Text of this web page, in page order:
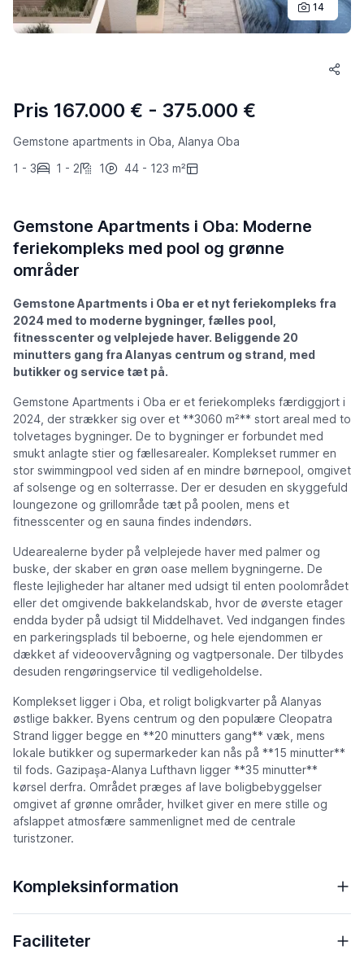
14
Pris 167.000 € - 375.000 €
Gemstone apartments in Oba, Alanya Oba
1 - 3
1 - 2 1 44 - 123 m²
Gemstone Apartments i Oba: Moderne
feriekompleks med pool og grønne
områder
Gemstone Apartments i Oba er et nyt feriekompleks fra
2024 med to moderne bygninger, fælles pool,
fitnesscenter og velplejede haver. Beliggende 20
minutters gang fra Alanyas centrum og strand, med
butikker og service tæt på.
Gemstone Apartments i Oba er et feriekompleks færdiggjort i
2024, der strækker sig over et **3060 m²** stort areal med to
tolvetages bygninger. De to bygninger er forbundet med
smukt anlagte stier og fællesarealer. Komplekset rummer en
stor swimmingpool ved siden af en mindre børnepool, omgivet
af solsenge og en solterrasse. Der er desuden en skyggefuld
loungezone og grillområde tæt på poolen, mens et
fitnesscenter og en sauna findes indendørs.
Udearealerne byder på velplejede haver med palmer og
buske, der skaber en grøn oase mellem bygningerne. De
fleste lejligheder har altaner med udsigt til enten poolområdet
eller det omgivende bakkelandskab, hvor de øverste etager
endda byder på udsigt til Middelhavet. Ved indgangen findes
en parkeringsplads til beboerne, og hele ejendommen er
dækket af videoovervågning og vagtpersonale. Der tilbydes
desuden rengøringservice til vedligeholdelse.
Komplekset ligger i Oba, et roligt boligkvarter på Alanyas
østlige bakker. Byens centrum og den populære Cleopatra
Strand ligger begge en **20 minutters gang** væk, mens
lokale butikker og supermarkeder kan nås på **15 minutter**
til fods. Gazipaşa-Alanya Lufthavn ligger **35 minutter**
kørsel derfra. Området præges af lave boligbebyggelser
omgivet af grønne områder, hvilket giver en mere stille og
afslappet atmosfære sammenlignet med de centrale
turistzoner.
Kompleksinformation
Faciliteter